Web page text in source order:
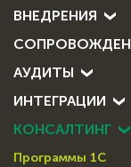
ВНЕДРЕНИЯ
КОНСАЛТИНГ
АУДИТЫ
ИНТЕГРАЦИИ
Программы 1С